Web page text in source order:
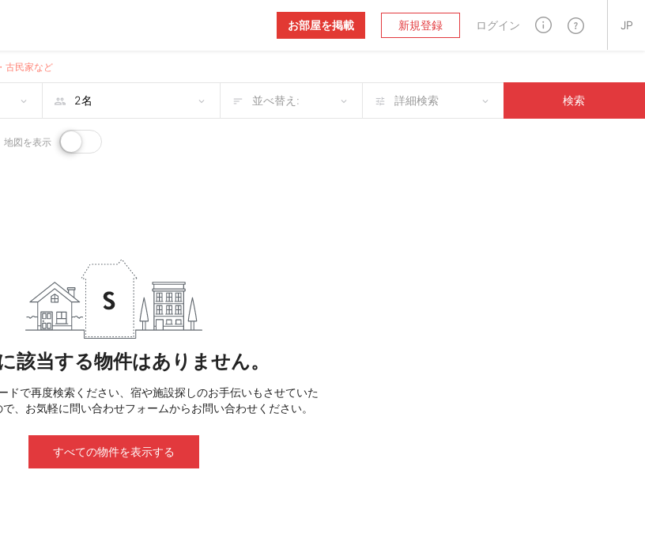
お部屋を掲載 新規登録 ログイン JP
古民家など
並べ替え: 詳細検索 検索
地図を表示
該当する物件はありません。
ドで再度検索ください、宿や施設探しのお手伝いもさせていた
、お気軽に問い合わせフォームからお問い合わせください。
すべての物件を表示する